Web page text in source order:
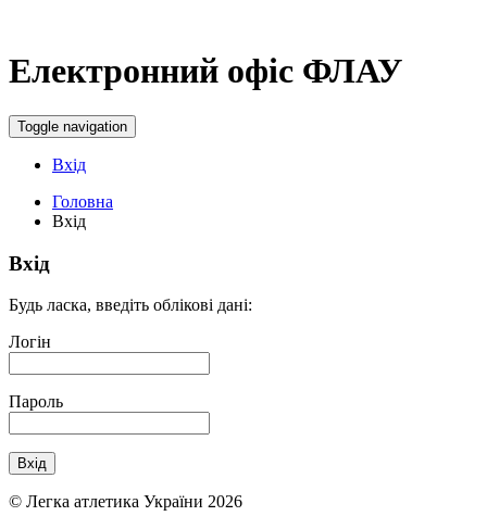
Електронний офіс ФЛАУ
Toggle navigation
Вхід
Головна
Вхід
Вхід
Будь ласка, введіть облікові дані:
Логін
Пароль
Вхід
© Легка атлетика України 2026